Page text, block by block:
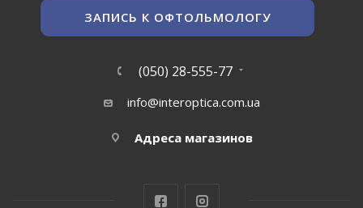
ЗАПИСЬ К ОФТОЛЬМОЛОГУ
(050) 28-555-77
info@interoptica.com.ua
Адреса магазинов